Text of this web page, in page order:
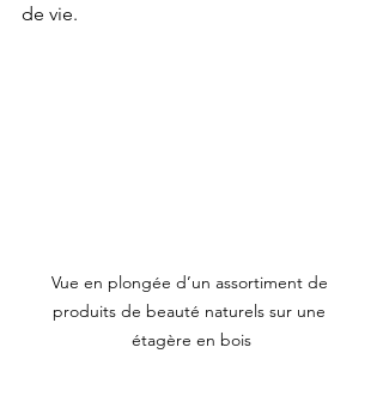
de vie.
Vue en plongée d’un assortiment de
produits de beauté naturels sur une
étagère en bois